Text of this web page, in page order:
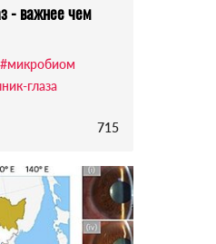
- важнее чем
#микробиом
глаза
715